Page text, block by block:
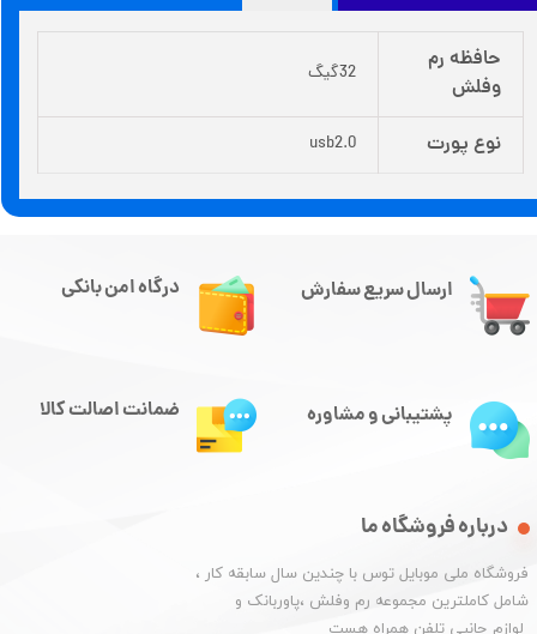
حافظه رم
وفلش
32گیگ
نوع پورت usb2.0
ارسال سریع سفارش
درباره فروشگاه ما
​فروشگاه ملی موبایل توس با چندین سال سابقه کار ،
شامل کاملترین مجموعه رم وفلش ،پاوربانک و
​​​​​​​ لوازم جانبی تلفن همراه هست
درگاه امن بانکی
پشتیبانی و مشاوره ضمانت اصالت کالا